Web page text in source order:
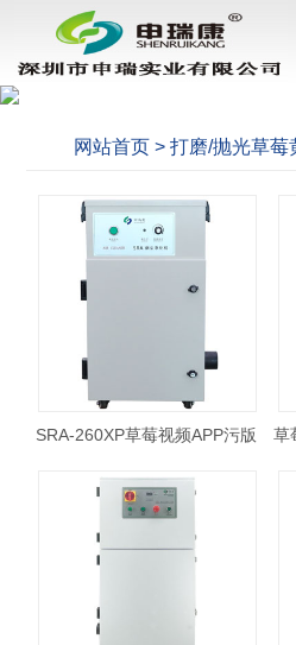
网站首页 > 打磨/抛光草
SRA-260XP草莓视频APP污版 草